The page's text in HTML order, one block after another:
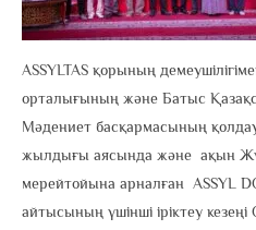
ASSYLTAS қорының
орталығының және Батыс
Мәдениет басқармасының
жылдығы аясында және ақын
мерейтойына арналған ASSYL
айтысының үшінші іріктеу